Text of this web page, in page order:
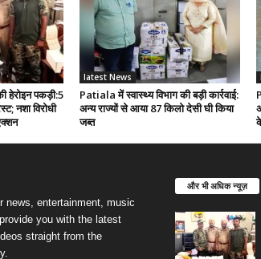
पकड़ी:5
नशा विरोधी
latest News
Patiala में स्वास्थ्य विभाग की बड़ी कार्रवाई:
अन्य राज्यों से आया 87 किलो देसी घी किया
जब्त
news, entertainment, music
you with the latest
straight from the
और भी अधिक न्यूज़